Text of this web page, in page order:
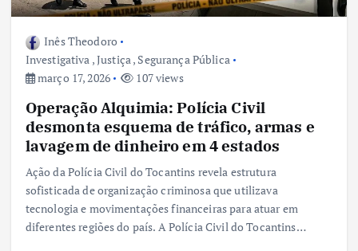
Inês Theodoro
Investigativa ,Justiça, Segurança Pública
março 17, 2026
107 views
Operação Alquimia: Polícia Civil
desmonta esquema de tráfico, armas e
lavagem de dinheiro em 4 estados
Ação da Polícia Civil do Tocantins revela estrutura
sofisticada de organização criminosa que utilizava
tecnologia e movimentações financeiras para atuar em
diferentes regiões do país. A Polícia Civil do Tocantins…